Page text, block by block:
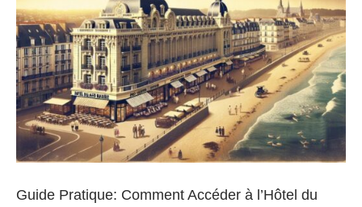
Guide Pratique: Comment Accéder à l’Hôtel du